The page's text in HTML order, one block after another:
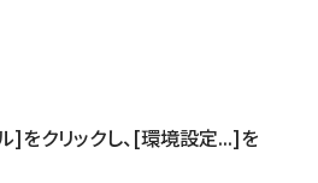
]をクリックし、[環境設定...]を